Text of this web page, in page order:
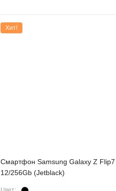
Хит!
Смартфон Samsung Galaxy Z Flip7
12/256Gb (Jetblack)